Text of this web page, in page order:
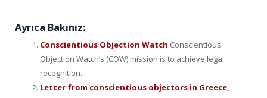
Ayrıca Bakınız:
Conscientious Objection Watch Conscientious
Objection Watch’s (COW) mission is to achieve legal
recognition...
Letter from conscientious objectors in Greece,